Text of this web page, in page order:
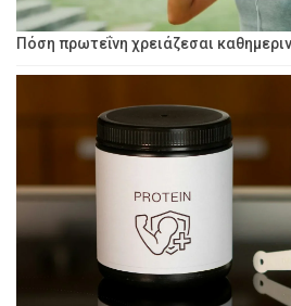
Πόση πρωτεΐνη χρειάζεσαι